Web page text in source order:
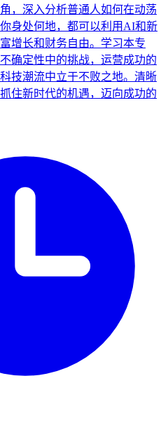
，深入分析普通人如何在动荡
身处何地，都可以利用AI和新
增长和财务自由。学习本专
确定性中的挑战，运营成功的
技潮流中立于不败之地。清晰
住新时代的机遇，迈向成功的